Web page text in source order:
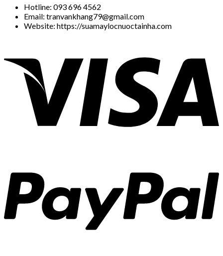
Hotline: 093 696 4562
Email: tranvankhang79@gmail.com
Website: https://suamaylocnuoctainha.com